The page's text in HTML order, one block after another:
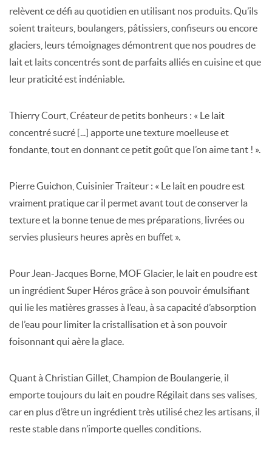
relèvent ce défi au quotidien en utilisant nos produits. Qu’ils
soient traiteurs, boulangers, pâtissiers, confiseurs ou encore
glaciers, leurs témoignages démontrent que nos poudres de
lait et laits concentrés sont de parfaits alliés en cuisine et que
leur praticité est indéniable.
Thierry Court, Créateur de petits bonheurs : « Le lait
concentré sucré [...] apporte une texture moelleuse et
fondante, tout en donnant ce petit goût que l’on aime tant ! ».
Pierre Guichon, Cuisinier Traiteur : « Le lait en poudre est
vraiment pratique car il permet avant tout de conserver la
texture et la bonne tenue de mes préparations, livrées ou
servies plusieurs heures après en buffet ».
Pour Jean-Jacques Borne, MOF Glacier, le lait en poudre est
un ingrédient Super Héros grâce à son pouvoir émulsifiant
qui lie les matières grasses à l’eau, à sa capacité d’absorption
de l’eau pour limiter la cristallisation et à son pouvoir
foisonnant qui aère la glace.
Quant à Christian Gillet, Champion de Boulangerie, il
emporte toujours du lait en poudre Régilait dans ses valises,
car en plus d’être un ingrédient très utilisé chez les artisans, il
reste stable dans n’importe quelles conditions.